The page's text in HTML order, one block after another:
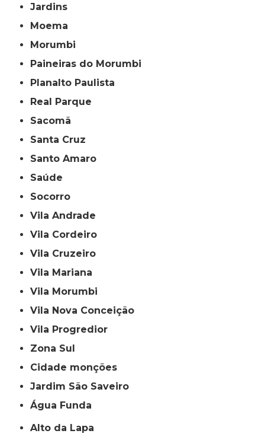
Jardins
Moema
Morumbi
Paineiras do Morumbi
Planalto Paulista
Real Parque
Sacomã
Santa Cruz
Santo Amaro
Saúde
Socorro
Vila Andrade
Vila Cordeiro
Vila Cruzeiro
Vila Mariana
Vila Morumbi
Vila Nova Conceição
Vila Progredior
Zona Sul
cidade monções
jardim São Saveiro
Água Funda
Alto da Lapa